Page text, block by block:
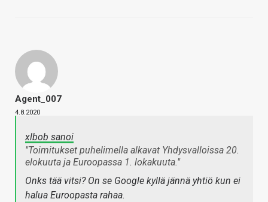
Agent_007
4.8.2020
xlbob sanoi
"Toimitukset puhelimella alkavat Yhdysvalloissa 20.
elokuuta ja Euroopassa 1. lokakuuta."
Onks tää vitsi? On se Google kyllä jännä yhtiö kun ei
halua Euroopasta rahaa.